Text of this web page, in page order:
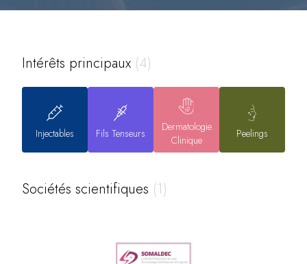
Intérêts principaux (4)
Injectables Fils Tenseurs
Dermatologie
Clinique
Peelings
Sociétés scientifiques (1)